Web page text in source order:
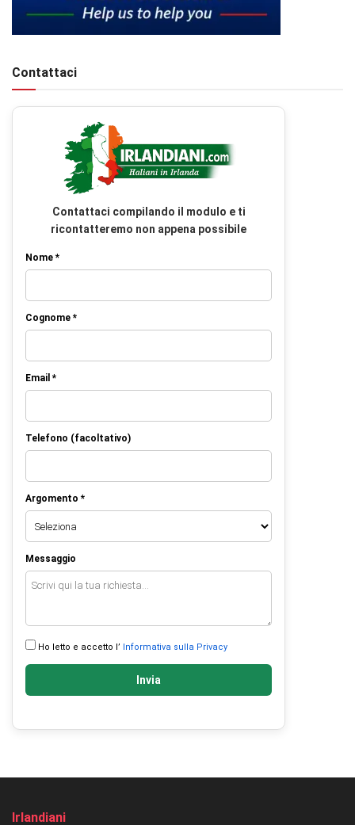
Contattaci
Contattaci compilando il modulo e ti
ricontatteremo non appena possibile
Nome *
Cognome *
Email *
Telefono (facoltativo)
Argomento *
Messaggio
Ho letto e accetto l’ Informativa sulla Privacy
Invia
Irlandiani